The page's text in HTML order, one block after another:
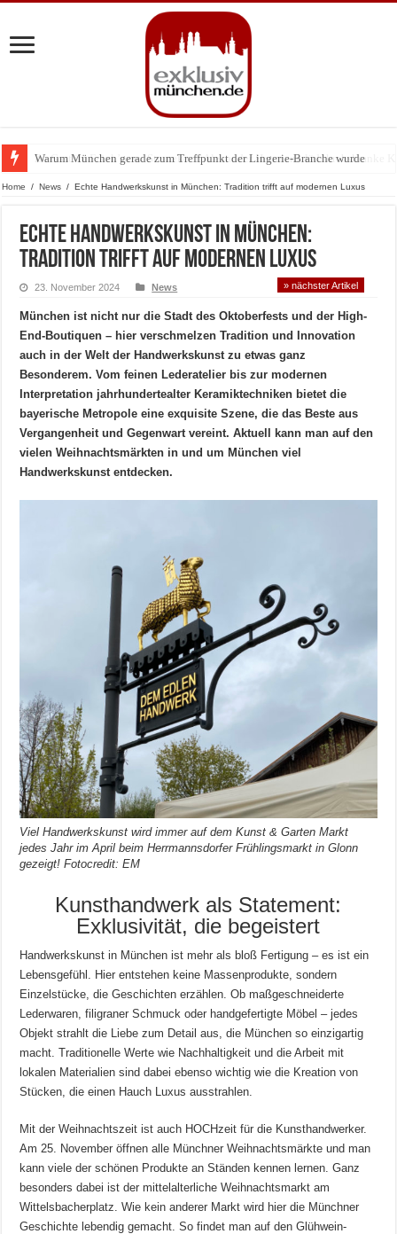
Warum München gerade zum Treffpunkt der Lingerie-Branche wurde
Home / News / Echte Handwerkskunst in München: Tradition trifft auf modernen Luxus
Echte Handwerkskunst in München:
Tradition trifft auf modernen Luxus
23. November 2024 News » nächster Artikel
München ist nicht nur die Stadt des Oktoberfests und der High-
End-Boutiquen – hier verschmelzen Tradition und Innovation
auch in der Welt der Handwerkskunst zu etwas ganz
Besonderem. Vom feinen Lederatelier bis zur modernen
Interpretation jahrhundertealter Keramiktechniken bietet die
bayerische Metropole eine exquisite Szene, die das Beste aus
Vergangenheit und Gegenwart vereint. Aktuell kann man auf den
vielen Weihnachtsmärkten in und um München viel
Handwerkskunst entdecken.
Viel Handwerkskunst wird immer auf dem Kunst & Garten Markt
jedes Jahr im April beim Herrmannsdorfer Frühlingsmarkt in Glonn
gezeigt! Fotocredit: EM
Kunsthandwerk als Statement:
Exklusivität, die begeistert
Handwerkskunst in München ist mehr als bloß Fertigung – es ist ein
Lebensgefühl. Hier entstehen keine Massenprodukte, sondern
Einzelstücke, die Geschichten erzählen. Ob maßgeschneiderte
Lederwaren, filigraner Schmuck oder handgefertigte Möbel – jedes
Objekt strahlt die Liebe zum Detail aus, die München so einzigartig
macht. Traditionelle Werte wie Nachhaltigkeit und die Arbeit mit
lokalen Materialien sind dabei ebenso wichtig wie die Kreation von
Stücken, die einen Hauch Luxus ausstrahlen.
Mit der Weihnachtszeit ist auch HOCHzeit für die Kunsthandwerker.
Am 25. November öffnen alle Münchner Weihnachtsmärkte und man
kann viele der schönen Produkte an Ständen kennen lernen. Ganz
besonders dabei ist der mittelalterliche Weihnachtsmarkt am
Wittelsbacherplatz. Wie kein anderer Markt wird hier die Münchner
Geschichte lebendig gemacht. So findet man auf den Glühwein-